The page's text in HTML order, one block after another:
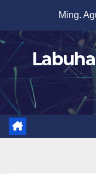
content
Ming.